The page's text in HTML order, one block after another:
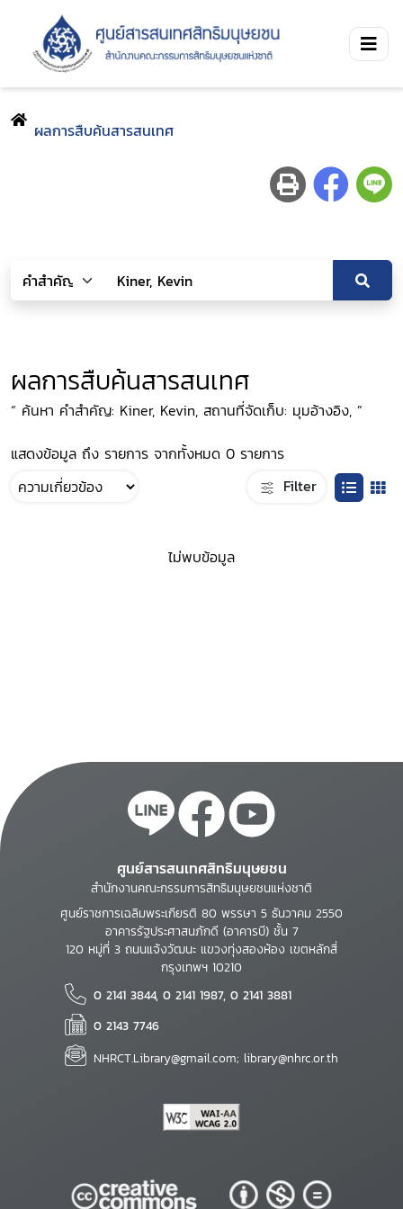
ผลการสืบค้นสารสนเทศ
ผลการสืบค้นสารสนเทศ
“ ค้นหา คำสำคัญ: Kiner, Kevin, สถานที่จัดเก็บ: มุมอ้างอิง, ”
แสดงข้อมูล ถึง รายการ จากทั้งหมด 0 รายการ
Filter
ไม่พบข้อมูล
ศูนย์สารสนเทศสิทธิมนุษยชน
สำนักงานคณะกรรมการสิทธิมนุษยชนแห่งชาติ
ศูนย์ราชการเฉลิมพระเกียรติ 80 พรรษา 5 ธันวาคม 2550
อาคารรัฐประศาสนภักดี (อาคารบี) ชั้น 7
120 หมู่ที่ 3 ถนนแจ้งวัฒนะ แขวงทุ่งสองห้อง เขตหลักสี่
กรุงเทพฯ 10210
0 2141 3844, 0 2141 1987, 0 2141 3881
0 2143 7746
NHRCT.Library@gmail.com; library@nhrc.or.th